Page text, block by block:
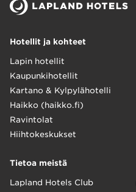
Hotellit ja kohteet
Lapin hotellit
Kaupunkihotellit
Kartano & Kylpylähotelli
Haikko (haikko.fi)
Ravintolat
Hiihtokeskukset
Tietoa meistä
Lapland Hotels Club